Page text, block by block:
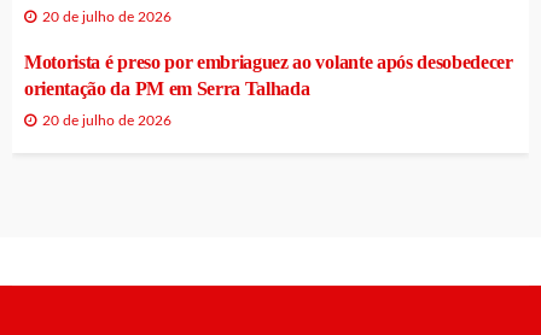
20 de julho de 2026
Motorista é preso por embriaguez ao volante após desobedecer
orientação da PM em Serra Talhada
20 de julho de 2026